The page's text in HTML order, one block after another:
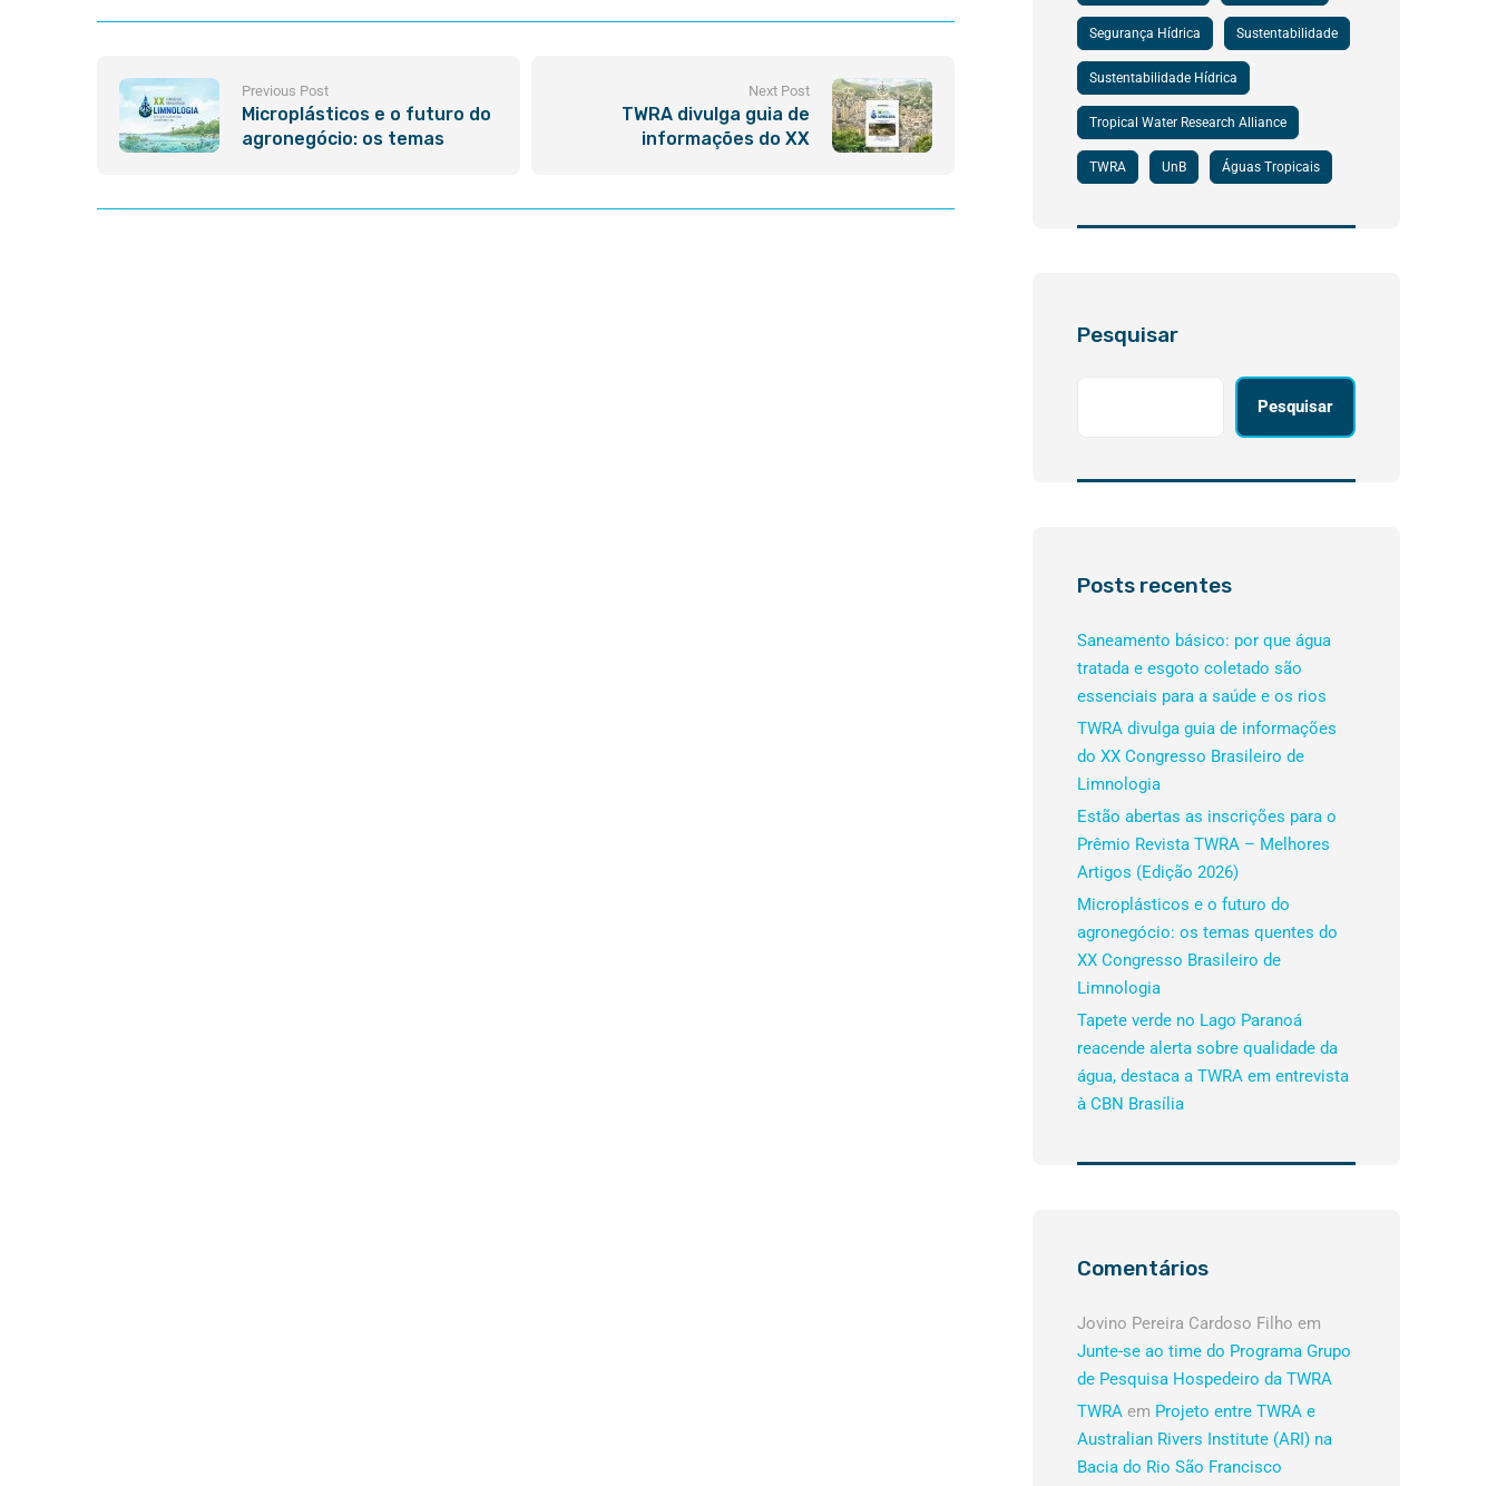
Previous Post
Microplásticos e o futuro do
agronegócio: os temas
Next Post
TWRA divulga guia de
informações do XX
Segurança Hídrica Sustentabilidade
Sustentabilidade Hídrica
Tropical Water Research Alliance
TWRA UnB Águas Tropicais
Pesquisar
Pesquisar
Posts recentes
Saneamento básico: por que água
tratada e esgoto coletado são
essenciais para a saúde e os rios
TWRA divulga guia de informações
do XX Congresso Brasileiro de
Limnologia
Estão abertas as inscrições para o
Prêmio Revista TWRA – Melhores
Artigos (Edição 2026)
Microplásticos e o futuro do
agronegócio: os temas quentes do
XX Congresso Brasileiro de
Limnologia
Tapete verde no Lago Paranoá
reacende alerta sobre qualidade da
água, destaca a TWRA em entrevista
à CBN Brasília
Comentários
Jovino Pereira Cardoso Filho em
Junte-se ao time do Programa Grupo
de Pesquisa Hospedeiro da TWRA
TWRA em Projeto entre TWRA e
Australian Rivers Institute (ARI) na
Bacia do Rio São Francisco